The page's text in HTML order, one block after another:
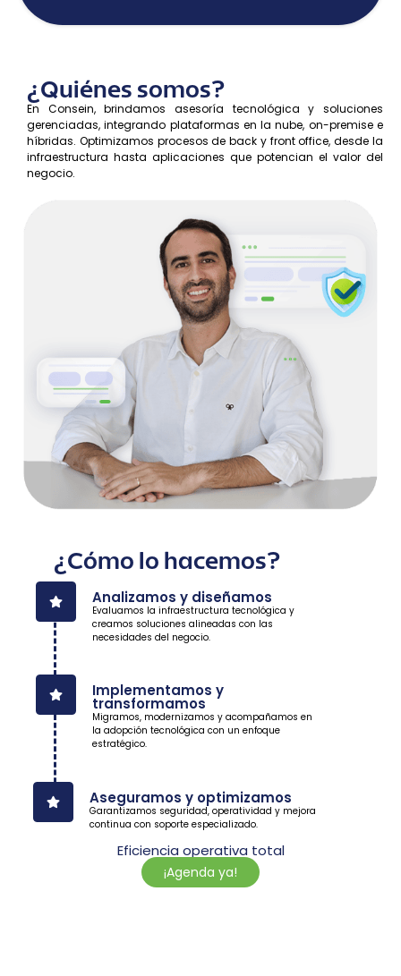
¿Quiénes somos?
En Consein, brindamos asesoría tecnológica y soluciones
gerenciadas, integrando plataformas en la nube, on-premise e
híbridas. Optimizamos procesos de back y front office, desde la
infraestructura hasta aplicaciones que potencian el valor del
negocio.
¿Cómo lo hacemos?
Analizamos y diseñamos
Evaluamos la infraestructura tecnológica y
creamos soluciones alineadas con las
necesidades del negocio.
Implementamos y
transformamos
Migramos, modernizamos y acompañamos en
la adopción tecnológica con un enfoque
estratégico.
Aseguramos y optimizamos
Garantizamos seguridad, operatividad y mejora
continua con soporte especializado.
Eficiencia operativa total
¡Agenda ya!